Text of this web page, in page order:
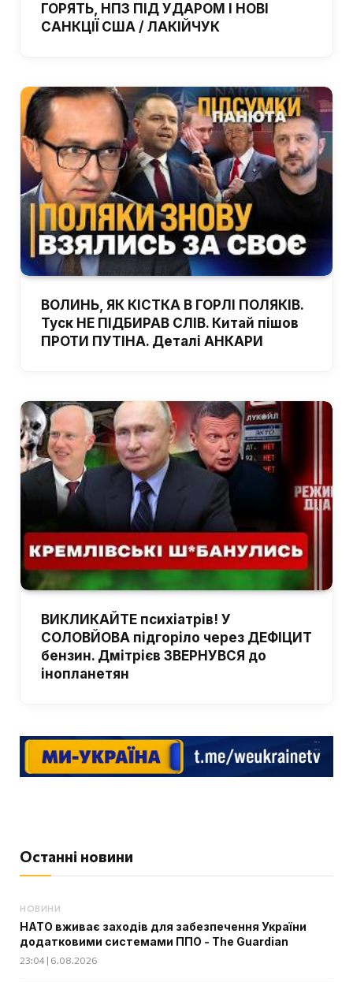
ГОРЯТЬ, НПЗ ПІД УДАРОМ І НОВІ
САНКЦІЇ США / ЛАКІЙЧУК
ВОЛИНЬ, ЯК КІСТКА В ГОРЛІ ПОЛЯКІВ.
Туск НЕ ПІДБИРАВ СЛІВ. Китай пішов
ПРОТИ ПУТІНА. Деталі АНКАРИ
ВИКЛИКАЙТЕ психіатрів! У
СОЛОВЙОВА підгоріло через ДЕФІЦИТ
бензин. Дмітрієв ЗВЕРНУВСЯ до
інопланетян
Останні новини
НОВИНИ
НАТО вживає заходів для забезпечення України
додатковими системами ППО - The Guardian
23:04 | 6.08.2026